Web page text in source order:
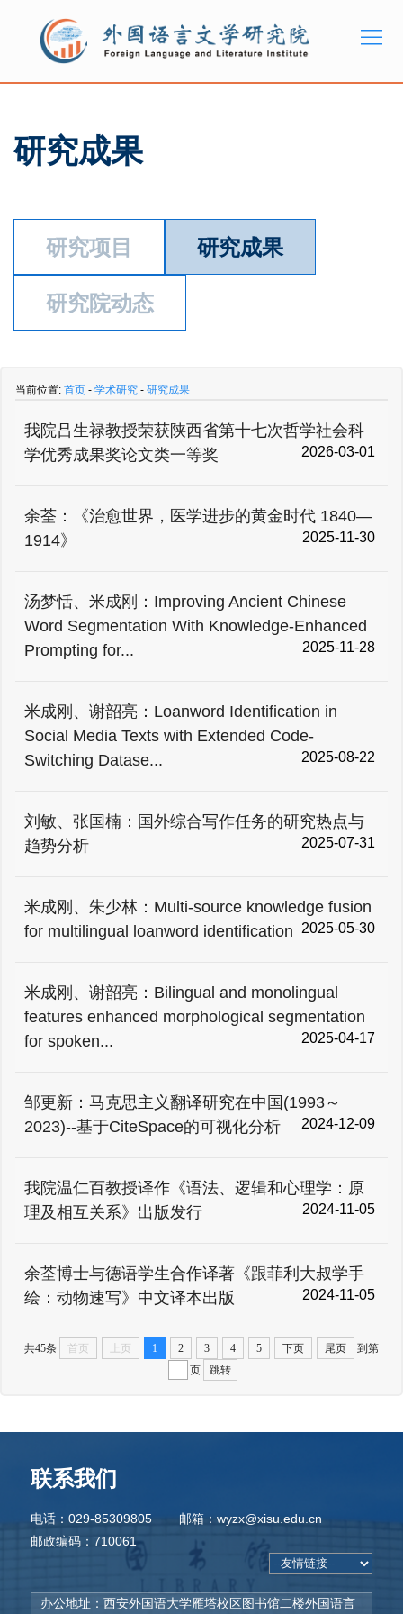
研究成果
研究项目 研究成果
研究院动态
当前位置: 首页 - 学术研究 - 研究成果
我院吕生禄教授荣获陕西省第十七次哲学社会科
学优秀成果奖论文类一等奖
2026-03-01
余荃：《治愈世界，医学进步的黄金时代 1840—
1914》
2025-11-30
汤梦恬、米成刚：Improving Ancient Chinese
Word Segmentation With Knowledge-Enhanced
Prompting for...
2025-11-28
米成刚、谢韶亮：Loanword Identification in
Social Media Texts with Extended Code-
Switching Datase...
2025-08-22
刘敏、张国楠：国外综合写作任务的研究热点与
趋势分析
2025-07-31
米成刚、朱少林：Multi-source knowledge fusion
for multilingual loanword identification
2025-05-30
米成刚、谢韶亮：Bilingual and monolingual
features enhanced morphological segmentation
for spoken...
2025-04-17
邹更新：马克思主义翻译研究在中国(1993～
2023)--基于CiteSpace的可视化分析
2024-12-09
我院温仁百教授译作《语法、逻辑和心理学：原
理及相互关系》出版发行
2024-11-05
余荃博士与德语学生合作译著《跟菲利大叔学手
绘：动物速写》中文译本出版
2024-11-05
共45条 首页 上页 1 2 3 4 5 下页 尾页
到第
页
跳转
联系我们
电话：029-85309805
邮箱：wyzx@xisu.edu.cn
邮政编码：710061
办公地址：西安外国语大学雁塔校区图书馆二楼外国语言